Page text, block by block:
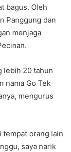
bagus. Oleh
Panggung dan
menjaga
lebih 20 tahun
nama Go Tek
mengurus
tempat orang lain
saya narik